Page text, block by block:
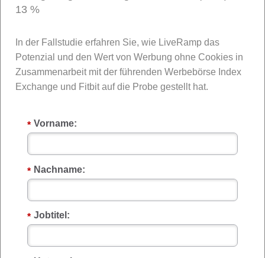
13 %
In der Fallstudie erfahren Sie, wie LiveRamp das
Potenzial und den Wert von Werbung ohne Cookies in
Zusammenarbeit mit der führenden Werbebörse Index
Exchange und Fitbit auf die Probe gestellt hat.
* Vorname:
* Nachname:
* Jobtitel: